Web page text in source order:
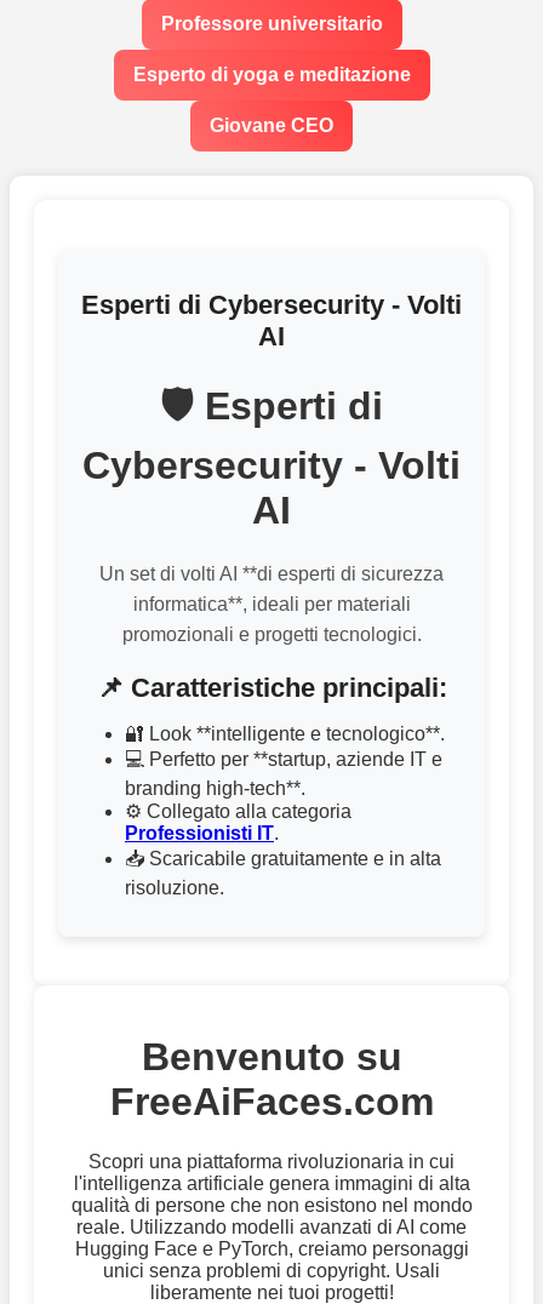
Professore universitario
Esperto di yoga e meditazione
Giovane CEO
Esperti di Cybersecurity - Volti
AI
🛡 Esperti di
Cybersecurity - Volti
AI
Un set di volti AI **di esperti di sicurezza
informatica**, ideali per materiali
promozionali e progetti tecnologici.
📌 Caratteristiche principali:
🔐 Look **intelligente e tecnologico**.
💻 Perfetto per **startup, aziende IT e
branding high-tech**.
⚙️ Collegato alla categoria
Professionisti IT.
📥 Scaricabile gratuitamente e in alta
risoluzione.
Benvenuto su
FreeAiFaces.com
Scopri una piattaforma rivoluzionaria in cui
l'intelligenza artificiale genera immagini di alta
qualità di persone che non esistono nel mondo
reale. Utilizzando modelli avanzati di AI come
Hugging Face e PyTorch, creiamo personaggi
unici senza problemi di copyright. Usali
liberamente nei tuoi progetti!